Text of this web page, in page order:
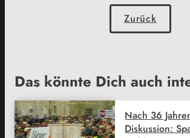
Zurück
Das könnte Dich auch
Nach 36
Diskussion: